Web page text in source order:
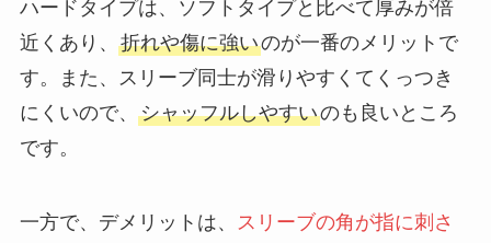
ハードタイプは、ソフトタイプと比べて厚みが倍
近くあり、 折れや傷に強いのが一番のメリットで
す。また、スリーブ同士が滑りやすくてくっつき
にくいので、 シャッフルしやすいのも良いところ
です。
一方で、デメリットは、
スリーブの角が指に刺さ